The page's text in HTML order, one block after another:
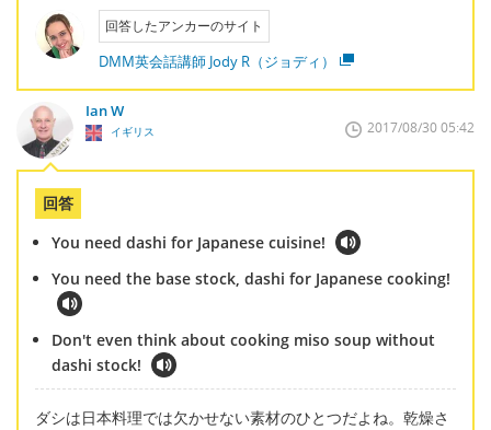
回答したアンカーのサイト
DMM英会話講師 Jody R（ジョディ）
Ian W
イギリス 2017/08/30 05:42
回答
You need dashi for Japanese cuisine!
You need the base stock, dashi for Japanese cooking!
Don't even think about cooking miso soup without
dashi stock!
ダシは日本料理では欠かせない素材のひとつだよね。乾燥さ